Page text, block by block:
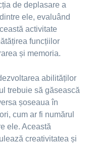
de deplasare a
ele, evaluând
activitate
funcțiilor
și memoria.
abilităților
trebuie să găsească
șoseaua în
cum ar fi numărul
ele. Această
creativitatea și